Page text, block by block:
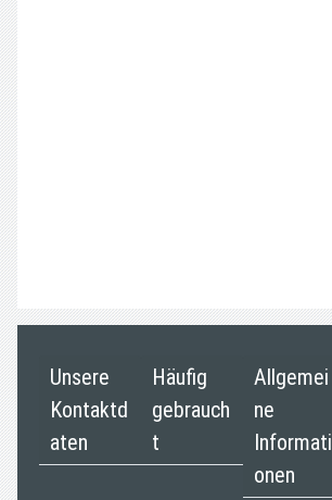
Unsere
Kontaktd
aten
Häufig
gebrauch
t
Allgemei
ne
Informati
onen